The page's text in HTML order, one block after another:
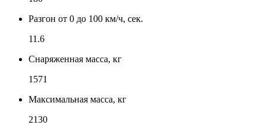
Разгон от 0 до 100 км/ч, сек.
11.6
Снаряженная масса, кг
1571
Максимальная масса, кг
2130